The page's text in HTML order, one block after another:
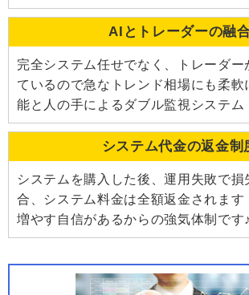
AIとトレーダーの融
完全システム任せでなく、トレーダー
ているので急なトレンド相場にも柔軟
能と人の手によるダブル監視システム
システム代金の返金制
システムを購入した後、運用失敗で損
合、システム料金は全額返金されます
増やす自信があるからの強気体制です♪